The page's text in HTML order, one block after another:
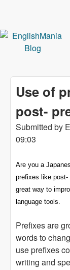
Use of
post-
Submitted by
09:03
Are you a
prefixes like post-
great way to
language tools.
Prefixes are
words to
use prefixes
writing and